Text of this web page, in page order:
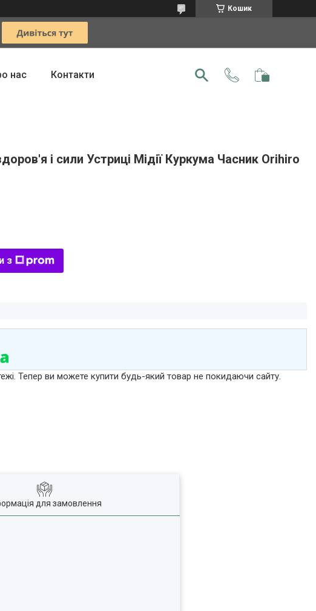
Кошик
нас Контакти
і сили Устриці Мідії Куркума Часник Orihiro
з
Тепер ви можете купити будь-який товар не покидаючи сайту.
для замовлення